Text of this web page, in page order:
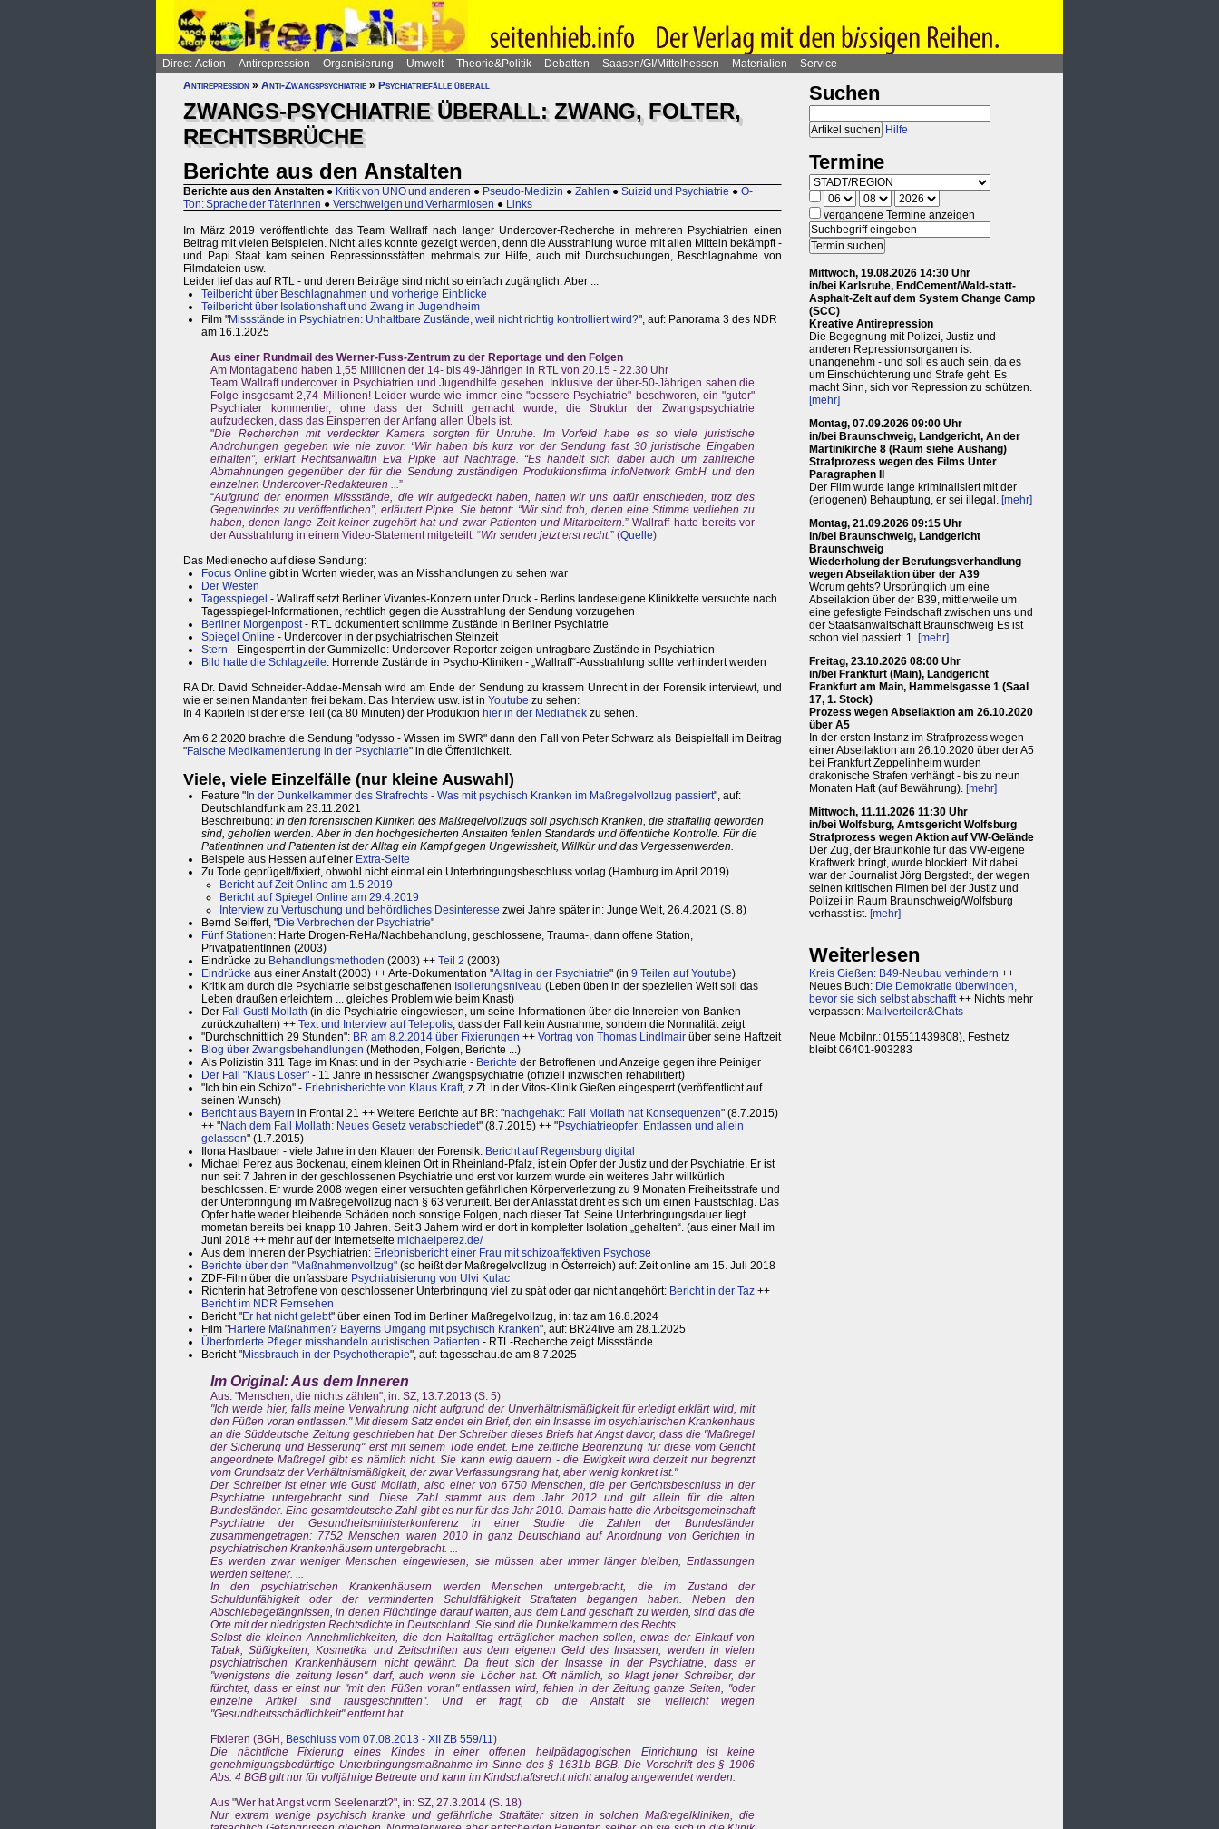
Direct-Action Antirepression Organisierung Umwelt Theorie&Politik Debatten Saasen/GI/Mittelhessen Materialien
Service
Antirepression » Anti-Zwangspsychiatrie » Psychiatriefälle überall
ZWANGS-PSYCHIATRIE ÜBERALL: ZWANG, FOLTER,
RECHTSBRÜCHE
Berichte aus den Anstalten
Berichte aus den Anstalten ● Kritik von UNO und anderen ● Pseudo-Medizin ● Zahlen ● Suizid und Psychiatrie ● O-
Ton: Sprache der TäterInnen ● Verschweigen und Verharmlosen ● Links
Im März 2019 veröffentlichte das Team Wallraff nach langer Undercover-Recherche in mehreren Psychiatrien einen
Beitrag mit vielen Beispielen. Nicht alles konnte gezeigt werden, denn die Ausstrahlung wurde mit allen Mitteln bekämpft -
und Papi Staat kam seinen Repressionsstätten mehrmals zur Hilfe, auch mit Durchsuchungen, Beschlagnahme von
Filmdateien usw.
Leider lief das auf RTL - und deren Beiträge sind nicht so einfach zugänglich. Aber ...
Teilbericht über Beschlagnahmen und vorherige Einblicke
Teilbericht über Isolationshaft und Zwang in Jugendheim
Film "Missstände in Psychiatrien: Unhaltbare Zustände, weil nicht richtig kontrolliert wird?", auf: Panorama 3 des NDR
am 16.1.2025
Aus einer Rundmail des Werner-Fuss-Zentrum zu der Reportage und den Folgen
Am Montagabend haben 1,55 Millionen der 14- bis 49-Jährigen in RTL von 20.15 - 22.30 Uhr
Team Wallraff undercover in Psychiatrien und Jugendhilfe gesehen. Inklusive der über-50-Jährigen sahen die
Folge insgesamt 2,74 Millionen! Leider wurde wie immer eine "bessere Psychiatrie" beschworen, ein "guter"
Psychiater kommentier, ohne dass der Schritt gemacht wurde, die Struktur der Zwangspsychiatrie
aufzudecken, dass das Einsperren der Anfang allen Übels ist.
"Die Recherchen mit verdeckter Kamera sorgten für Unruhe. Im Vorfeld habe es so viele juristische
Androhungen gegeben wie nie zuvor. “Wir haben bis kurz vor der Sendung fast 30 juristische Eingaben
erhalten”, erklärt Rechtsanwältin Eva Pipke auf Nachfrage. “Es handelt sich dabei auch um zahlreiche
Abmahnungen gegenüber der für die Sendung zuständigen Produktionsfirma infoNetwork GmbH und den
einzelnen Undercover-Redakteuren ...”
“Aufgrund der enormen Missstände, die wir aufgedeckt haben, hatten wir uns dafür entschieden, trotz des
Gegenwindes zu veröffentlichen”, erläutert Pipke. Sie betont: “Wir sind froh, denen eine Stimme verliehen zu
haben, denen lange Zeit keiner zugehört hat und zwar Patienten und Mitarbeitern.” Wallraff hatte bereits vor
der Ausstrahlung in einem Video-Statement mitgeteilt: “Wir senden jetzt erst recht.” (Quelle)
Das Medienecho auf diese Sendung:
Focus Online gibt in Worten wieder, was an Misshandlungen zu sehen war
Der Westen
Tagesspiegel - Wallraff setzt Berliner Vivantes-Konzern unter Druck - Berlins landeseigene Klinikkette versuchte nach
Tagesspiegel-Informationen, rechtlich gegen die Ausstrahlung der Sendung vorzugehen
Berliner Morgenpost- RTL dokumentiert schlimme Zustände in Berliner Psychiatrie
Spiegel Online - Undercover in der psychiatrischen Steinzeit
Stern - Eingesperrt in der Gummizelle: Undercover-Reporter zeigen untragbare Zustände in Psychiatrien
Bild hatte die Schlagzeile: Horrende Zustände in Psycho-Kliniken - „Wallraff“-Ausstrahlung sollte verhindert werden
RA Dr. David Schneider-Addae-Mensah wird am Ende der Sendung zu krassem Unrecht in der Forensik interviewt, und
wie er seinen Mandanten frei bekam. Das Interview usw. ist in Youtube zu sehen:
In 4 Kapiteln ist der erste Teil (ca 80 Minuten) der Produktion hier in der Mediathek zu sehen.
Am 6.2.2020 brachte die Sendung "odysso - Wissen im SWR" dann den Fall von Peter Schwarz als Beispielfall im Beitrag
"Falsche Medikamentierung in der Psychiatrie" in die Öffentlichkeit.
Viele, viele Einzelfälle (nur kleine Auswahl)
Feature " In der Dunkelkammer des Strafrechts - Was mit psychisch Kranken im Maßregelvollzug passiert", auf:
Deutschlandfunk am 23.11.2021
Beschreibung: In den forensischen Kliniken des Maßregelvollzugs soll psychisch Kranken, die straffällig geworden
sind, geholfen werden. Aber in den hochgesicherten Anstalten fehlen Standards und öffentliche Kontrolle. Für die
Patientinnen und Patienten ist der Alltag ein Kampf gegen Ungewissheit, Willkür und das Vergessenwerden.
Beispele aus Hessen auf einer Extra-Seite
Zu Tode geprügelt/fixiert, obwohl nicht einmal ein Unterbringungsbeschluss vorlag (Hamburg im April 2019)
Bericht auf Zeit Online am 1.5.2019
Bericht auf Spiegel Online am 29.4.2019
Interview zu Vertuschung und behördliches Desinteresse zwei Jahre später in: Junge Welt, 26.4.2021 (S. 8)
Bernd Seiffert, "Die Verbrechen der Psychiatrie"
Fünf Stationen: Harte Drogen-ReHa/Nachbehandlung, geschlossene, Trauma-, dann offene Station,
PrivatpatientInnen (2003)
Eindrücke zu Behandlungsmethoden (2003) ++ Teil 2 (2003)
Eindrücke aus einer Anstalt (2003) ++ Arte-Dokumentation "Alltag in der Psychiatrie" (in 9 Teilen auf Youtube)
Kritik am durch die Psychiatrie selbst geschaffenen Isolierungsniveau (Leben üben in der speziellen Welt soll das
Leben draußen erleichtern ... gleiches Problem wie beim Knast)
Der Fall Gustl Mollath (in die Psychiatrie eingewiesen, um seine Informationen über die Innereien von Banken
zurückzuhalten) ++ Text und Interview auf Telepolis, dass der Fall kein Ausnahme, sondern die Normalität zeigt
"Durchschnittlich 29 Stunden": BR am 8.2.2014 über Fixierungen ++ Vortrag von Thomas Lindlmair über seine Haftzeit
Blog über Zwangsbehandlungen (Methoden, Folgen, Berichte ...)
Als Polizistin 311 Tage im Knast und in der Psychiatrie - Berichte der Betroffenen und Anzeige gegen ihre Peiniger
Der Fall "Klaus Löser" - 11 Jahre in hessischer Zwangspsychiatrie (offiziell inzwischen rehabilitiert)
"Ich bin ein Schizo" - Erlebnisberichte von Klaus Kraft, z.Zt. in der Vitos-Klinik Gießen eingesperrt (veröffentlicht auf
seinen Wunsch)
Bericht aus Bayern in Frontal 21 ++ Weitere Berichte auf BR: "nachgehakt: Fall Mollath hat Konsequenzen" (8.7.2015)
++ "Nach dem Fall Mollath: Neues Gesetz verabschiedet" (8.7.2015) ++ "Psychiatrieopfer: Entlassen und allein
gelassen" (1.7.2015)
Ilona Haslbauer - viele Jahre in den Klauen der Forensik: Bericht auf Regensburg digital
Michael Perez aus Bockenau, einem kleinen Ort in Rheinland-Pfalz, ist ein Opfer der Justiz und der Psychiatrie. Er ist
nun seit 7 Jahren in der geschlossenen Psychiatrie und erst vor kurzem wurde ein weiteres Jahr willkürlich
beschlossen. Er wurde 2008 wegen einer versuchten gefährlichen Körperverletzung zu 9 Monaten Freiheitsstrafe und
der Unterbringung im Maßregelvollzug nach § 63 verurteilt. Bei der Anlasstat dreht es sich um einen Faustschlag. Das
Opfer hatte weder bleibende Schäden noch sonstige Folgen, nach dieser Tat. Seine Unterbringungsdauer liegt
mometan bereits bei knapp 10 Jahren. Seit 3 Jahern wird er dort in kompletter Isolation „gehalten“. (aus einer Mail im
Juni 2018 ++ mehr auf der Internetseite michaelperez.de/
Aus dem Inneren der Psychiatrien: Erlebnisbericht einer Frau mit schizoaffektiven Psychose
Berichte über den "Maßnahmenvollzug" (so heißt der Maßregelvollzug in Österreich) auf: Zeit online am 15. Juli 2018
ZDF-Film über die unfassbare Psychiatrisierung von Ulvi Kulac
Richterin hat Betroffene von geschlossener Unterbringung viel zu spät oder gar nicht angehört: Bericht in der Taz ++
Bericht im NDR Fernsehen
Bericht "Er hat nicht gelebt" über einen Tod im Berliner Maßregelvollzug, in: taz am 16.8.2024
Film "Härtere Maßnahmen? Bayerns Umgang mit psychisch Kranken", auf: BR24live am 28.1.2025
Überforderte Pfleger misshandeln autistischen Patienten - RTL-Recherche zeigt Missstände
Bericht "Missbrauch in der Psychotherapie", auf: tagesschau.de am 8.7.2025
Im Original: Aus dem Inneren
Aus: "Menschen, die nichts zählen", in: SZ, 13.7.2013 (S. 5)
"Ich werde hier, falls meine Verwahrung nicht aufgrund der Unverhältnismäßigkeit für erledigt erklärt wird, mit
den Füßen voran entlassen." Mit diesem Satz endet ein Brief, den ein Insasse im psychiatrischen Krankenhaus
an die Süddeutsche Zeitung geschrieben hat. Der Schreiber dieses Briefs hat Angst davor, dass die "Maßregel
der Sicherung und Besserung" erst mit seinem Tode endet. Eine zeitliche Begrenzung für diese vom Gericht
angeordnete Maßregel gibt es nämlich nicht. Sie kann ewig dauern - die Ewigkeit wird derzeit nur begrenzt
vom Grundsatz der Verhältnismäßigkeit, der zwar Verfassungsrang hat, aber wenig konkret ist."
Der Schreiber ist einer wie Gustl Mollath, also einer von 6750 Menschen, die per Gerichtsbeschluss in der
Psychiatrie untergebracht sind. Diese Zahl stammt aus dem Jahr 2012 und gilt allein für die alten
Bundesländer. Eine gesamtdeutsche Zahl gibt es nur für das Jahr 2010. Damals hatte die Arbeitsgemeinschaft
Psychiatrie der Gesundheitsministerkonferenz in einer Studie die Zahlen der Bundesländer
zusammengetragen: 7752 Menschen waren 2010 in ganz Deutschland auf Anordnung von Gerichten in
psychiatrischen Krankenhäusern untergebracht. ...
Es werden zwar weniger Menschen eingewiesen, sie müssen aber immer länger bleiben, Entlassungen
werden seltener. ...
In den psychiatrischen Krankenhäusern werden Menschen untergebracht, die im Zustand der
Schuldunfähigkeit oder der verminderten Schuldfähigkeit Straftaten begangen haben. Neben den
Abschiebegefängnissen, in denen Flüchtlinge darauf warten, aus dem Land geschafft zu werden, sind das die
Orte mit der niedrigsten Rechtsdichte in Deutschland. Sie sind die Dunkelkammern des Rechts. ...
Selbst die kleinen Annehmlichkeiten, die den Haftalltag erträglicher machen sollen, etwas der Einkauf von
Tabak, Süßigkeiten, Kosmetika und Zeitschriften aus dem eigenen Geld des Insassen, werden in vielen
psychiatrischen Krankenhäusern nicht gewährt. Da freut sich der Insasse in der Psychiatrie, dass er
"wenigstens die zeitung lesen" darf, auch wenn sie Löcher hat. Oft nämlich, so klagt jener Schreiber, der
fürchtet, dass er einst nur "mit den Füßen voran" entlassen wird, fehlen in der Zeitung ganze Seiten, "oder
einzelne Artikel sind rausgeschnitten". Und er fragt, ob die Anstalt sie vielleicht wegen
"Gesundheitsschädlichkeit" entfernt hat.
Fixieren (BGH, Beschluss vom 07.08.2013 - XII ZB 559/11)
Die nächtliche Fixierung eines Kindes in einer offenen heilpädagogischen Einrichtung ist keine
genehmigungsbedürftige Unterbringungsmaßnahme im Sinne des § 1631b BGB. Die Vorschrift des § 1906
Abs. 4 BGB gilt nur für volljährige Betreute und kann im Kindschaftsrecht nicht analog angewendet werden.
Aus "Wer hat Angst vorm Seelenarzt?", in: SZ, 27.3.2014 (S. 18)
Nur extrem wenige psychisch kranke und gefährliche Straftäter sitzen in solchen Maßregelkliniken, die
Suchen
Hilfe
Termine
vergangene Termine anzeigen
Mittwoch, 19.08.2026 14:30 Uhr
in/bei Karlsruhe, EndCement/Wald-statt-
Asphalt-Zelt auf dem System Change Camp
(SCC)
Kreative Antirepression
Die Begegnung mit Polizei, Justiz und
anderen Repressionsorganen ist
unangenehm - und soll es auch sein, da es
um Einschüchterung und Strafe geht. Es
macht Sinn, sich vor Repression zu schützen.
[mehr]
Montag, 07.09.2026 09:00 Uhr
in/bei Braunschweig, Landgericht, An der
Martinikirche 8 (Raum siehe Aushang)
Strafprozess wegen des Films Unter
Paragraphen II
Der Film wurde lange kriminalisiert mit der
(erlogenen) Behauptung, er sei illegal. [mehr]
Montag, 21.09.2026 09:15 Uhr
in/bei Braunschweig, Landgericht
Braunschweig
Wiederholung der Berufungsverhandlung
wegen Abseilaktion über der A39
Worum gehts? Ursprünglich um eine
Abseilaktion über der B39, mittlerweile um
eine gefestigte Feindschaft zwischen uns und
der Staatsanwaltschaft Braunschweig Es ist
schon viel passiert: 1. [mehr]
Freitag, 23.10.2026 08:00 Uhr
in/bei Frankfurt (Main), Landgericht
Frankfurt am Main, Hammelsgasse 1 (Saal
17, 1. Stock)
Prozess wegen Abseilaktion am 26.10.2020
über A5
In der ersten Instanz im Strafprozess wegen
einer Abseilaktion am 26.10.2020 über der A5
bei Frankfurt Zeppelinheim wurden
drakonische Strafen verhängt - bis zu neun
Monaten Haft (auf Bewährung). [mehr]
Mittwoch, 11.11.2026 11:30 Uhr
in/bei Wolfsburg, Amtsgericht Wolfsburg
Strafprozess wegen Aktion auf VW-Gelände
Der Zug, der Braunkohle für das VW-eigene
Kraftwerk bringt, wurde blockiert. Mit dabei
war der Journalist Jörg Bergstedt, der wegen
seinen kritischen Filmen bei der Justiz und
Polizei in Raum Braunschweig/Wolfsburg
verhasst ist. [mehr]
Weiterlesen
Kreis Gießen: B49-Neubau verhindern ++
Neues Buch: Die Demokratie überwinden,
bevor sie sich selbst abschafft++ Nichts mehr
verpassen: Mailverteiler&Chats
Neue Mobilnr.: 015511439808), Festnetz
bleibt 06401-903283